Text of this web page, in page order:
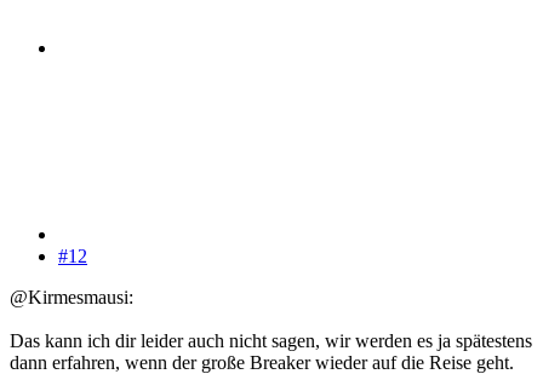
#12
@Kirmesmausi:
Das kann ich dir leider auch nicht sagen, wir werden es ja spätestens
dann erfahren, wenn der große Breaker wieder auf die Reise geht.